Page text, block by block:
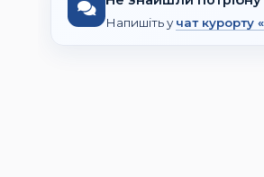
Напишіть у чат курорту